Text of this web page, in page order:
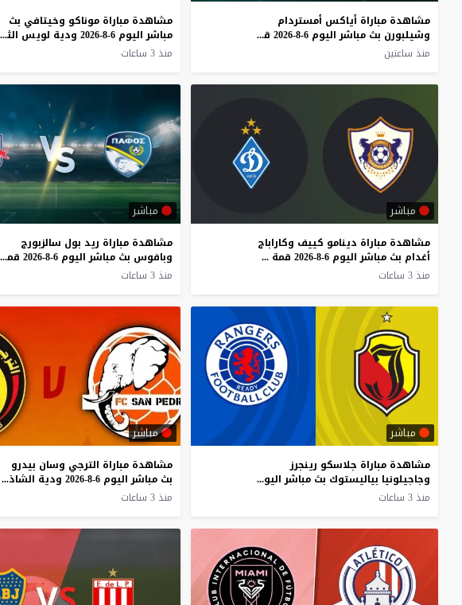
مشاهدة مباراة أياكس أمستردام
وشيلبورن بث مباشر اليوم 6-8-2026 قمة يوهان كرويف أرينا
منذ ساعتين
مشاهدة مباراة موناكو وخيتافي بث
مباشر اليوم 6-8-2026 ودية لويس الثاني
منذ 3 ساعات
مباشر
مشاهدة مباراة دينامو كييف وكاراباج
أغدام بث مباشر اليوم 6-8-2026 قمة موتور لوبلين أرينا
منذ 3 ساعات
مباشر
مشاهدة مباراة ريد بول سالزبورج
وبافوس بث مباشر اليوم 6-8-2026 قمة ريد بول أرينا
منذ 3 ساعات
مباشر
مشاهدة مباراة جلاسكو رينجرز
وجاجيلونيا بياليستوك بث مباشر اليوم 6-8-2026 ودية تشورتن أرينا
منذ 3 ساعات
مباشر
مشاهدة مباراة الترجي وسان بيدرو
بث مباشر اليوم 6-8-2026 ودية الشاذلي زويتن
منذ 3 ساعات